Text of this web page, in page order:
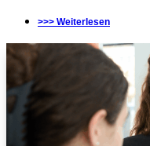
>>> Weiterlesen